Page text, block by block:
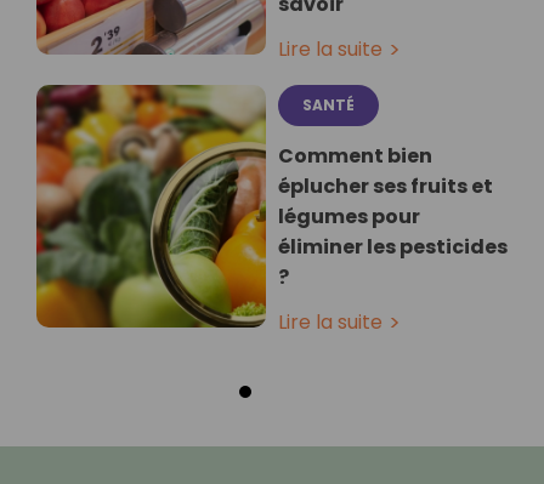
Lire la suite
SANTÉ
Comment bien
éplucher ses fruits et
légumes pour
éliminer les pesticides
?
Lire la suite